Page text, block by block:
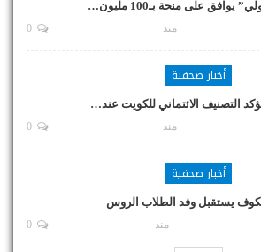
يوافق على منحة بـ100 مليون…
منذ
أخبار صحفية
التصنيف الائتماني للكويت عند…
منذ
أخبار صحفية
يستقبل وفد الطلاب الروس
منذ